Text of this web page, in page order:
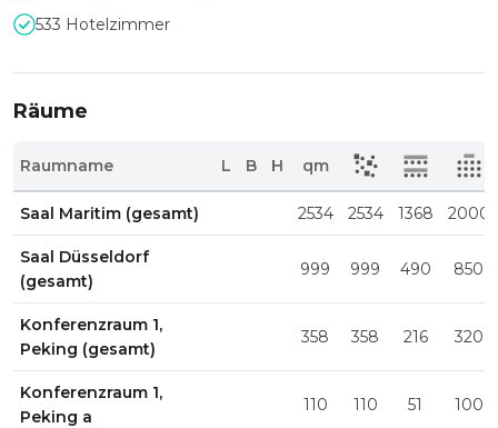
533 Hotelzimmer
Räume
Raumname L B H qm
Saal Maritim (gesamt) 2534 2534 1368 2000
Saal Düsseldorf
(gesamt)
999 999 490 850
Konferenzraum 1,
Peking (gesamt)
358 358 216 320
Konferenzraum 1,
Peking a
110 110 51 100